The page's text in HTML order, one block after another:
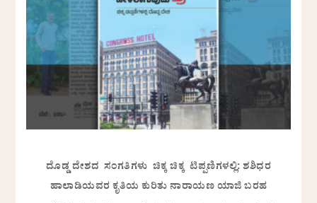
ದೊಡ್ಡ ದೇಶದ ಸಂಗತಿಗಳು ಚಿಕ್ಕ ಚಿಕ್ಕ ಟಿಪ್ಪಣಿಗಳಲ್ಲಿ: ಶಶಿಧರ
ಹಾಲಾಡಿಯವರ ಕೃತಿಯ ಕುರಿತು ನಾರಾಯಣ ಯಾಜಿ ಬರಹ